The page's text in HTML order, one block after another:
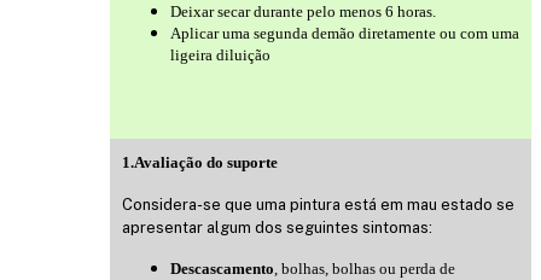
Deixar secar durante pelo menos 6 horas.
Aplicar uma segunda demão diretamente ou com uma
ligeira diluição
1.Avaliação do suporte
Considera-se que uma pintura está em mau estado se
apresentar algum dos seguintes sintomas:
Descascamento, bolhas, bolhas ou perda de